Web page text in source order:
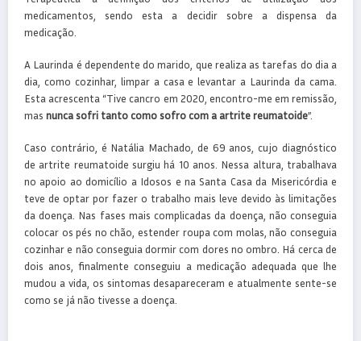
medicamentos, sendo esta a decidir sobre a dispensa da
medicação.
A Laurinda é dependente do marido, que realiza as tarefas do dia a
dia, como cozinhar, limpar a casa e levantar a Laurinda da cama.
Esta acrescenta “Tive cancro em 2020, encontro-me em remissão,
mas nunca sofri tanto como sofro com a artrite reumatoide”.
Caso contrário, é Natália Machado, de 69 anos, cujo diagnóstico
de artrite reumatoide surgiu há 10 anos. Nessa altura, trabalhava
no apoio ao domicílio a Idosos e na Santa Casa da Misericórdia e
teve de optar por fazer o trabalho mais leve devido às limitações
da doença. Nas fases mais complicadas da doença, não conseguia
colocar os pés no chão, estender roupa com molas, não conseguia
cozinhar e não conseguia dormir com dores no ombro. Há cerca de
dois anos, finalmente conseguiu a medicação adequada que lhe
mudou a vida, os sintomas desapareceram e atualmente sente-se
como se já não tivesse a doença.